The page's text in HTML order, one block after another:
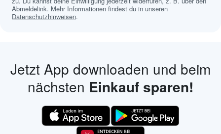
Abmeldelink. Mehr Informationen findest du in unseren
Datenschutzhinweisen.
Jetzt App downloaden und beim
nächsten Einkauf sparen!